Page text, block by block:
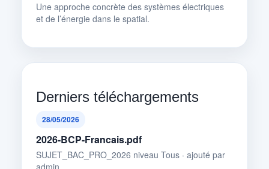
Une approche concrète des systèmes électriques
et de l’énergie dans le spatial.
Derniers téléchargements
28/05/2026
2026-BCP-Francais.pdf
SUJET_BAC_PRO_2026 niveau Tous · ajouté par
admin